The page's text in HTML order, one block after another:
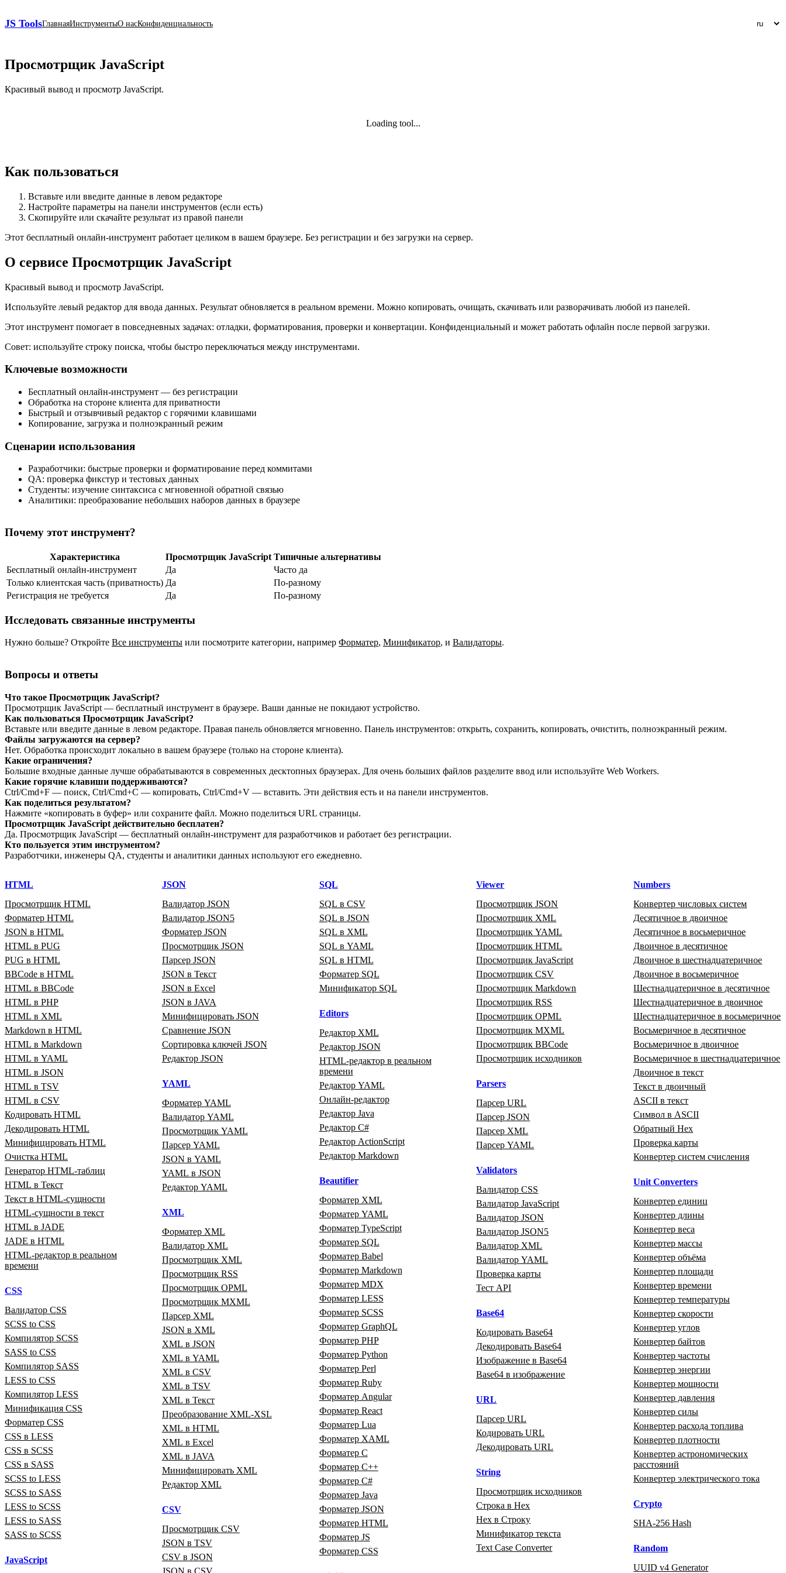
JS ToolsГлавнаяИнструментыО насКонфиденциальность
Просмотрщик JavaScript
Красивый вывод и просмотр JavaScript.
Loading tool...
Как пользоваться
Вставьте или введите данные в левом редакторе
Настройте параметры на панели инструментов (если есть)
Скопируйте или скачайте результат из правой панели
Этот бесплатный онлайн‑инструмент работает целиком в вашем браузере. Без регистрации и без загрузки на сервер.
О сервисе Просмотрщик JavaScript
Красивый вывод и просмотр JavaScript.
Используйте левый редактор для ввода данных. Результат обновляется в реальном времени. Можно копировать, очищать, скачивать или разворачивать любой из панелей.
Этот инструмент помогает в повседневных задачах: отладки, форматирования, проверки и конвертации. Конфиденциальный и может работать офлайн после первой загрузки.
Совет: используйте строку поиска, чтобы быстро переключаться между инструментами.
Ключевые возможности
Бесплатный онлайн‑инструмент — без регистрации
Обработка на стороне клиента для приватности
Быстрый и отзывчивый редактор с горячими клавишами
Копирование, загрузка и полноэкранный режим
Сценарии использования
Разработчики: быстрые проверки и форматирование перед коммитами
QA: проверка фикстур и тестовых данных
Студенты: изучение синтаксиса с мгновенной обратной связью
Аналитики: преобразование небольших наборов данных в браузере
Почему этот инструмент?
Характеристика Просмотрщик JavaScript Типичные альтернативы
Бесплатный онлайн‑инструмент
Да
Часто да
Только клиентская часть (приватность) Да
По‑разному
Регистрация не требуется
Да По‑разному
Исследовать связанные инструменты
Нужно больше? Откройте Все инструменты или посмотрите категории, например Форматер, Минификатор, и Валидаторы.
Вопросы и ответы
Что такое Просмотрщик JavaScript?
Просмотрщик JavaScript — бесплатный инструмент в браузере. Ваши данные не покидают устройство.
Как пользоваться Просмотрщик JavaScript?
Вставьте или введите данные в левом редакторе. Правая панель обновляется мгновенно. Панель инструментов: открыть, сохранить, копировать, очистить, полноэкранный режим.
Файлы загружаются на сервер?
Нет. Обработка происходит локально в вашем браузере (только на стороне клиента).
Какие ограничения?
Большие входные данные лучше обрабатываются в современных десктопных браузерах. Для очень больших файлов разделите ввод или используйте Web Workers.
Какие горячие клавиши поддерживаются?
Ctrl/Cmd+F — поиск, Ctrl/Cmd+C — копировать, Ctrl/Cmd+V — вставить. Эти действия есть и на панели инструментов.
Как поделиться результатом?
Нажмите «копировать в буфер» или сохраните файл. Можно поделиться URL страницы.
Просмотрщик JavaScript действительно бесплатен?
Да. Просмотрщик JavaScript — бесплатный онлайн‑инструмент для разработчиков и работает без регистрации.
Кто пользуется этим инструментом?
Разработчики, инженеры QA, студенты и аналитики данных используют его ежедневно.
HTML
Просмотрщик HTML
Форматер HTML
JSON в HTML
HTML в PUG
PUG в HTML
BBCode в HTML
HTML в BBCode
HTML в PHP
HTML в XML
Markdown в HTML
HTML в Markdown
HTML в YAML
HTML в JSON
HTML в TSV
HTML в CSV
Кодировать HTML
Декодировать HTML
Минифицировать HTML
Очистка HTML
Генератор HTML‑таблиц
HTML в Текст
Текст в HTML‑сущности
HTML‑сущности в текст
HTML в JADE
JADE в HTML
HTML‑редактор в реальном
времени
CSS
Валидатор CSS
SCSS to CSS
Компилятор SCSS
SASS to CSS
Компилятор SASS
LESS to CSS
Компилятор LESS
Минификация CSS
Форматер CSS
CSS в LESS
CSS в SCSS
CSS в SASS
SCSS to LESS
SCSS to SASS
LESS to SCSS
LESS to SASS
SASS to SCSS
JavaScript
JSON
Валидатор JSON
Валидатор JSON5
Форматер JSON
Просмотрщик JSON
Парсер JSON
JSON в Текст
JSON в Excel
JSON в JAVA
Минифицировать JSON
Сравнение JSON
Сортировка ключей JSON
Редактор JSON
YAML
Форматер YAML
Валидатор YAML
Просмотрщик YAML
Парсер YAML
JSON в YAML
YAML в JSON
Редактор YAML
XML
Форматер XML
Валидатор XML
Просмотрщик XML
Просмотрщик RSS
Просмотрщик OPML
Просмотрщик MXML
Парсер XML
JSON в XML
XML в JSON
XML в YAML
XML в CSV
XML в TSV
XML в Текст
Преобразование XML‑XSL
XML в HTML
XML в Excel
XML в JAVA
Минифицировать XML
Редактор XML
CSV
Просмотрщик CSV
JSON в TSV
CSV в JSON
JSON в CSV
SQL
SQL в CSV
SQL в JSON
SQL в XML
SQL в YAML
SQL в HTML
Форматер SQL
Минификатор SQL
Editors
Редактор XML
Редактор JSON
HTML‑редактор в реальном
времени
Редактор YAML
Онлайн‑редактор
Редактор Java
Редактор C#
Редактор ActionScript
Редактор Markdown
Beautifier
Форматер XML
Форматер YAML
Форматер TypeScript
Форматер SQL
Форматер Babel
Форматер Markdown
Форматер MDX
Форматер LESS
Форматер SCSS
Форматер GraphQL
Форматер PHP
Форматер Python
Форматер Perl
Форматер Ruby
Форматер Angular
Форматер React
Форматер Lua
Форматер XAML
Форматер C
Форматер C++
Форматер C#
Форматер Java
Форматер JSON
Форматер HTML
Форматер JS
Форматер CSS
Viewer
Просмотрщик JSON
Просмотрщик XML
Просмотрщик YAML
Просмотрщик HTML
Просмотрщик JavaScript
Просмотрщик CSV
Просмотрщик Markdown
Просмотрщик RSS
Просмотрщик OPML
Просмотрщик MXML
Просмотрщик BBCode
Просмотрщик исходников
Parsers
Парсер URL
Парсер JSON
Парсер XML
Парсер YAML
Validators
Валидатор CSS
Валидатор JavaScript
Валидатор JSON
Валидатор JSON5
Валидатор XML
Валидатор YAML
Проверка карты
Тест API
Base64
Кодировать Base64
Декодировать Base64
Изображение в Base64
Base64 в изображение
URL
Парсер URL
Кодировать URL
Декодировать URL
String
Просмотрщик исходников
Строка в Hex
Hex в Строку
Минификатор текста
Text Case Converter
Numbers
Конвертер числовых систем
Десятичное в двоичное
Десятичное в восьмеричное
Двоичное в десятичное
Двоичное в шестнадцатеричное
Двоичное в восьмеричное
Шестнадцатеричное в десятичное
Шестнадцатеричное в двоичное
Шестнадцатеричное в восьмеричное
Восьмеричное в десятичное
Восьмеричное в двоичное
Восьмеричное в шестнадцатеричное
Двоичное в текст
Текст в двоичный
ASCII в текст
Символ в ASCII
Обратный Hex
Проверка карты
Конвертер систем счисления
Unit Converters
Конвертер единиц
Конвертер длины
Конвертер веса
Конвертер массы
Конвертер объёма
Конвертер площади
Конвертер времени
Конвертер температуры
Конвертер скорости
Конвертер углов
Конвертер байтов
Конвертер частоты
Конвертер энергии
Конвертер мощности
Конвертер давления
Конвертер силы
Конвертер расхода топлива
Конвертер плотности
Конвертер астрономических
расстояний
Конвертер электрического тока
Crypto
SHA-256 Hash
Random
UUID v4 Generator